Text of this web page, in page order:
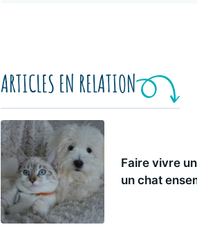
ARTICLES EN RELATION
Faire vivre
un chat